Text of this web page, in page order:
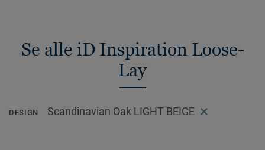
Se alle iD Inspiration Loose-
Lay
DESIGN Scandinavian Oak LIGHT BEIGE